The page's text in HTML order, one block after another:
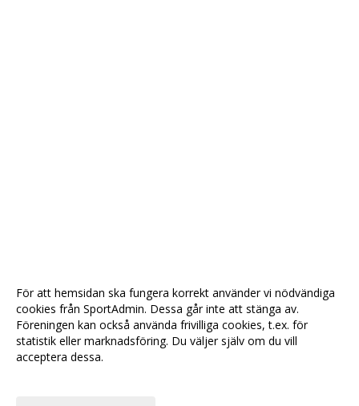
För att hemsidan ska fungera korrekt använder vi nödvändiga
cookies från SportAdmin. Dessa går inte att stänga av.
Föreningen kan också använda frivilliga cookies, t.ex. för
statistik eller marknadsföring. Du väljer själv om du vill
acceptera dessa.